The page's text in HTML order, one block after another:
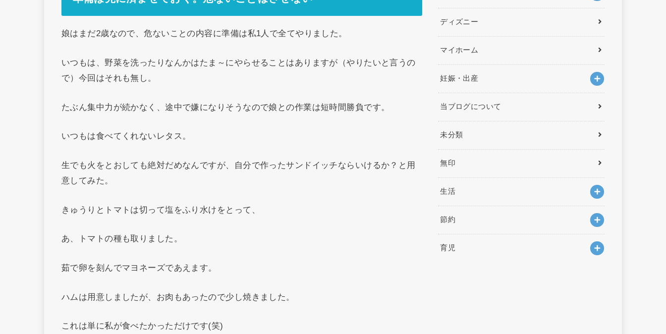
娘はまだ2歳なので、危ないことの内容に準備は私1人で全てやりました。
いつもは、野菜を洗ったりなんかはたま～にやらせることはありますが（やりたいと言うの
で）今回はそれも無し。
たぶん集中力が続かなく、途中で嫌になりそうなので娘との作業は短時間勝負です。
いつもは食べてくれないレタス。
生でも火をとおしても絶対だめなんですが、自分で作ったサンドイッチならいけるか？と用
意してみた。
きゅうりとトマトは切って塩をふり水けをとって、
あ、トマトの種も取りました。
茹で卵を刻んでマヨネーズであえます。
ハムは用意しましたが、お肉もあったので少し焼きました。
これは単に私が食べたかっただけです(笑)
ディズニー
マイホーム
妊娠・出産
当ブログについて
未分類
無印
生活
節約
育児